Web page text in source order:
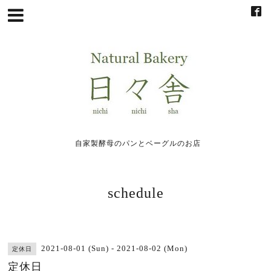
自家製酵母のパンとベーグルのお店
schedule
定休日 2021-08-01 (Sun) - 2021-08-02 (Mon)
定休日